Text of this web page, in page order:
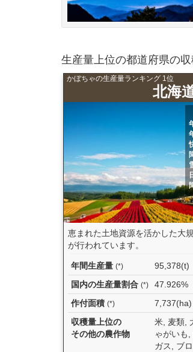
生産量上位の都道府県の
かぼちゃの生産量ランキング 1位
北海
恵まれた土地資源を活かした大
が行われています。
年間生産量 (*)
95,378(t)
国内の生産量割合 (*)
47.926%
作付面積 (*)
7,737(ha)
収穫量上位の
その他の農作物
米, 麦類,
ゃがいも
ガス, ブ